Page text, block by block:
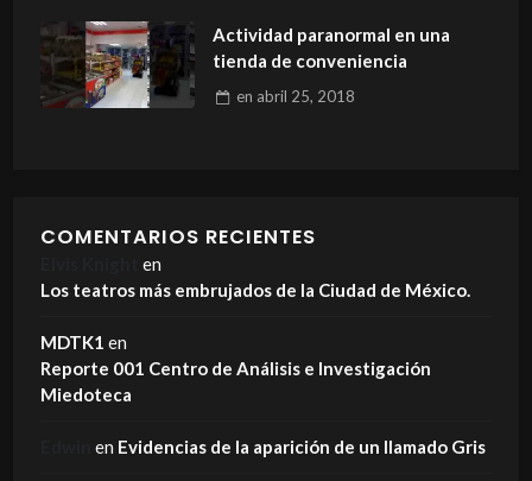
Actividad paranormal en una
tienda de conveniencia
en abril 25, 2018
COMENTARIOS RECIENTES
en
Los teatros más embrujados de la Ciudad de México.
MDTK1 en
Reporte 001 Centro de Análisis e Investigación
Miedoteca
en Evidencias de la aparición de un llamado Gris